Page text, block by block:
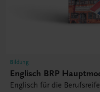
Bildung
Englisch BRP
Englisch für die